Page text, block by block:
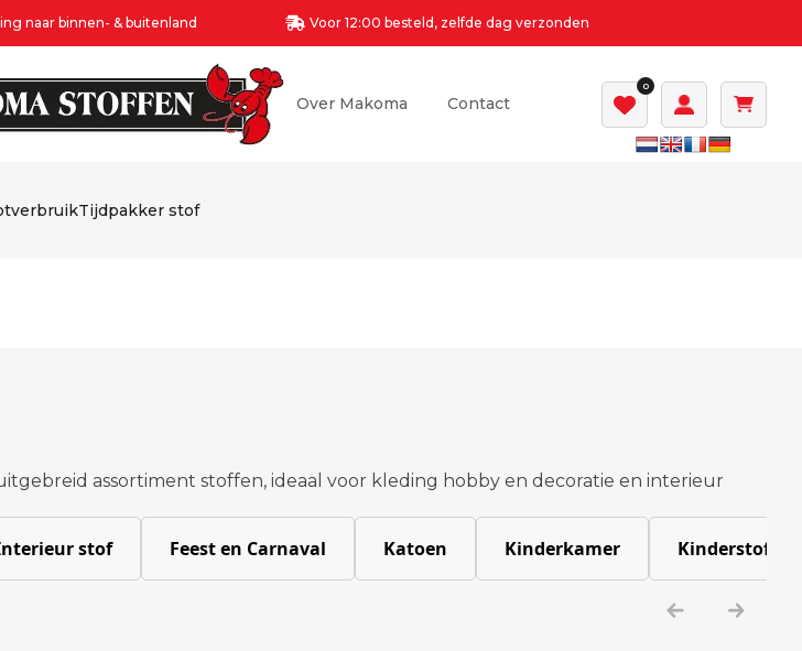
naar binnen- & buitenland Voor 12:00 besteld, zelfde dag verzonden
Over Makoma Contact
0
Tijdpakker stof
assortiment stoffen, ideaal voor kleding hobby en decoratie en interieur
stof Feest en Carnaval Katoen Kinderkamer Kinderstoffen